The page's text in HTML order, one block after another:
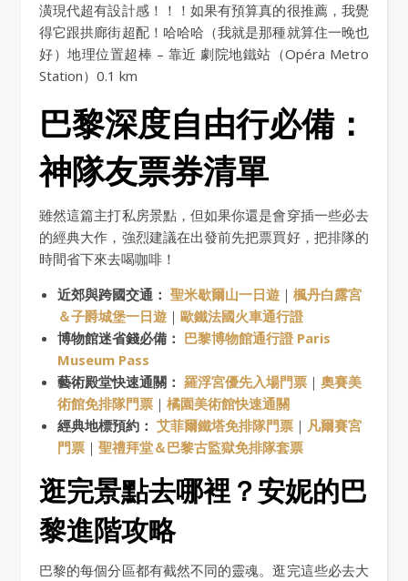
潢現代超有設計感！！！如果有預算真的很推薦，我覺
得它跟拱廊街超配！哈哈哈（我就是那種就算住一晚也
好）地理位置超棒 – 靠近 劇院地鐵站（Opéra Metro
Station）0.1 km
巴黎深度自由行必備：
神隊友票券清單
雖然這篇主打私房景點，但如果你還是會穿插一些必去
的經典大作，強烈建議在出發前先把票買好，把排隊的
時間省下來去喝咖啡！
近郊與跨國交通： 聖米歇爾山一日遊 ｜ 楓丹白露宮
＆子爵城堡一日遊 ｜ 歐鐵法國火車通行證
博物館迷省錢必備： 巴黎博物館通行證 Paris
Museum Pass
藝術殿堂快速通關： 羅浮宮優先入場門票 ｜ 奧賽美
術館免排隊門票 ｜ 橘園美術館快速通關
經典地標預約： 艾菲爾鐵塔免排隊門票 ｜ 凡爾賽宮
門票 ｜ 聖禮拜堂＆巴黎古監獄免排隊套票
逛完景點去哪裡？安妮的巴
黎進階攻略
巴黎的每個分區都有截然不同的靈魂。逛完這些必去大